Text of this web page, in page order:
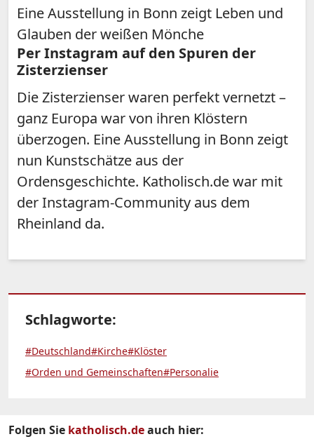
Eine Ausstellung in Bonn zeigt Leben und
Glauben der weißen Mönche
Per Instagram auf den Spuren der
Zisterzienser
Die Zisterzienser waren perfekt vernetzt –
ganz Europa war von ihren Klöstern
überzogen. Eine Ausstellung in Bonn zeigt
nun Kunstschätze aus der
Ordensgeschichte. Katholisch.de war mit
der Instagram-Community aus dem
Rheinland da.
Schlagworte:
#Deutschland#Kirche#Klöster
#Orden und Gemeinschaften#Personalie
Folgen Sie katholisch.deauch hier: